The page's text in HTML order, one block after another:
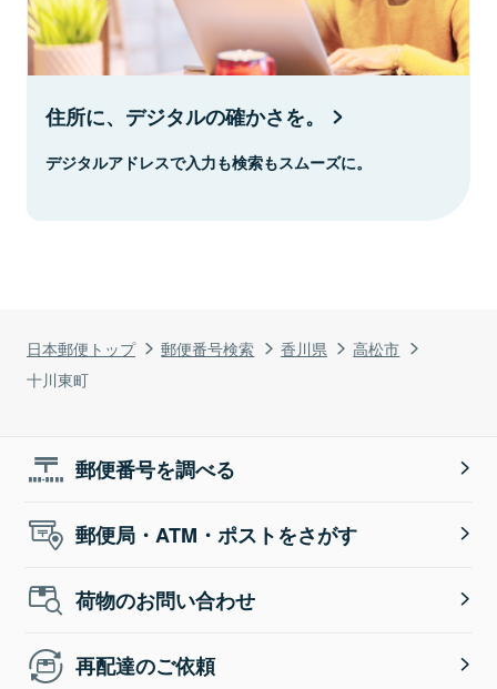
日本郵便トップ 郵便番号検索 香川県
高松市
十川東町
住所に、デジタルの確かさを。
デジタルアドレスで入力も検索もスムーズに。
郵便番号を調べる
郵便局・ATM・ポストをさがす
荷物のお問い合わせ
再配達のご依頼